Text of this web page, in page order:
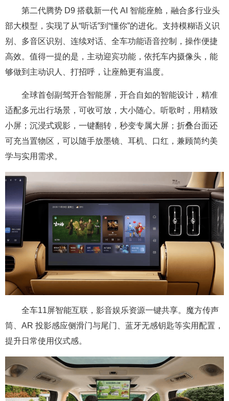
第二代腾势 D9 搭载新一代 AI 智能座舱，融合多行业头
部大模型，实现了从“听话”到“懂你”的进化。支持模糊语义识
别、多音区识别、连续对话、全车功能语音控制，操作便捷
高效。值得一提的是，主动迎宾功能，依托车内摄像头，能
够做到主动识人、打招呼，让座舱更有温度。
全球首创副驾开合智能屏，开合自如的智能设计，精准
适配多元出行场景，可收可放，大小随心。听歌时，用精致
小屏；沉浸式观影，一键翻转，秒变专属大屏；折叠台面还
可充当置物区，可以随手放墨镜、耳机、口红，兼顾简约美
学与实用需求。
全车11屏智能互联，影音娱乐资源一键共享。魔方传声
筒、AR 投影感应侧滑门与尾门、蓝牙无感钥匙等实用配置，
提升日常使用仪式感。